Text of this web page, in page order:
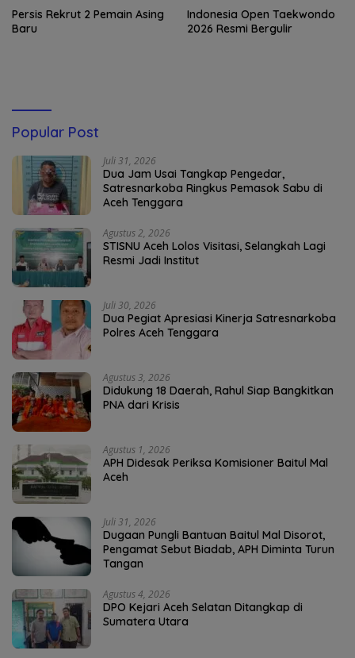
Persis Rekrut 2 Pemain Asing
Baru
Indonesia Open Taekwondo
2026 Resmi Bergulir
Popular Post
Juli 31, 2026
Dua Jam Usai Tangkap Pengedar,
Satresnarkoba Ringkus Pemasok Sabu di
Aceh Tenggara
Agustus 2, 2026
STISNU Aceh Lolos Visitasi, Selangkah Lagi
Resmi Jadi Institut
Juli 30, 2026
Dua Pegiat Apresiasi Kinerja Satresnarkoba
Polres Aceh Tenggara
Agustus 3, 2026
Didukung 18 Daerah, Rahul Siap Bangkitkan
PNA dari Krisis
Agustus 1, 2026
APH Didesak Periksa Komisioner Baitul Mal
Aceh
Juli 31, 2026
Dugaan Pungli Bantuan Baitul Mal Disorot,
Pengamat Sebut Biadab, APH Diminta Turun
Tangan
Agustus 4, 2026
DPO Kejari Aceh Selatan Ditangkap di
Sumatera Utara